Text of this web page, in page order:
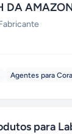
DA
Agentes para
para